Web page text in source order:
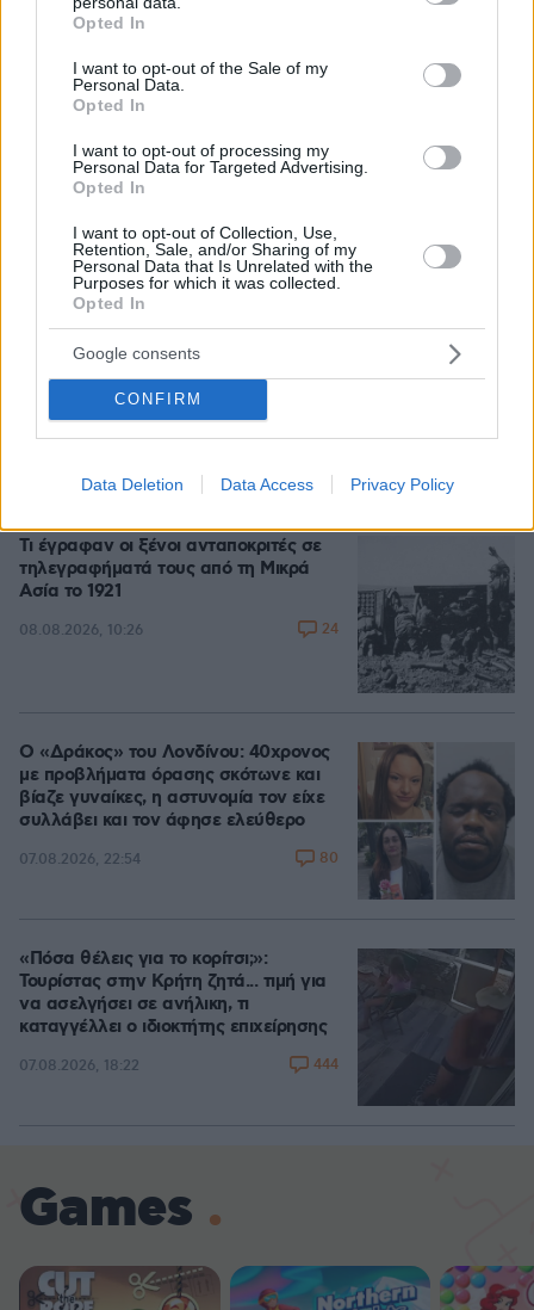
grant or deny consent to Google and its third-party tags to
use your data for below specified purposes in below Google
consent section.
Opted In
I want to opt-out of the Sale of my
Personal Data.
Opted In
I want to opt-out of processing my
Personal Data for Targeted Advertising.
Opted In
I want to opt-out of Collection, Use,
Retention, Sale, and/or Sharing of my
Personal Data that Is Unrelated with the
Purposes for which it was collected.
Opted In
Google consents
CONFIRM
Data Deletion Data Access Privacy Policy
08.08.2026, 10:56
εκκλησάκι των Αγίων Ισιδώρων στον
Λυκαβηττό
στις Σέρρες με νεκρούς μητέρα και
γιο: Τι λέει πραγματογνώμονας στο
protothema
Τι έγραφαν οι ξένοι ανταποκριτές σε
τηλεγραφήματά τους από τη Μικρά
Ασία το 1921
08.08.2026, 10:26 24
Ο «Δράκος» του Λονδίνου: 40χρονος
με προβλήματα όρασης σκότωνε και
βίαζε γυναίκες, η αστυνομία τον είχε
συλλάβει και τον άφησε ελεύθερο
07.08.2026, 22:54 80
«Πόσα θέλεις για το κορίτσι;»:
Τουρίστας στην Κρήτη ζητά... τιμή για
να ασελγήσει σε ανήλικη, τι
καταγγέλλει ο ιδιοκτήτης επιχείρησης
07.08.2026, 18:22 444
Games